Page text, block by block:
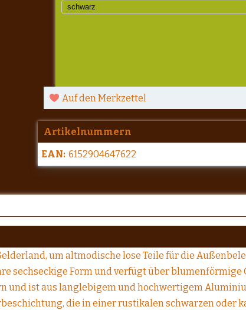
Auf den Merkzettel
Artikelnummern
EAN: 6152904647622
um altmodische lose Teile für die
sechseckige Form und verfügt über blumenförmige
und ist aus langlebigem und hochwertigem
die in einer rustikalen schwarzen oder